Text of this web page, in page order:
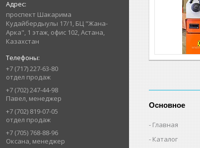
проспект Шакарима
Кудайбердыулы 17/1, БЦ "Жана-
Арка", 1 этаж, офис 102, Астана,
Казахстан
+7 (717) 227-63-80
отдел продаж
+7 (702) 247-44-98
Павел, менеджер
+7 (702) 819-07-05
отдел продаж
+7 (705) 768-88-96
Оксана, менеджер
Основное
Главная
Каталог